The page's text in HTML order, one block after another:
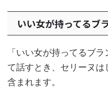
いい女が持ってるブ
「いい女が持ってるブ
て話すとき、セリーヌ
含まれます。